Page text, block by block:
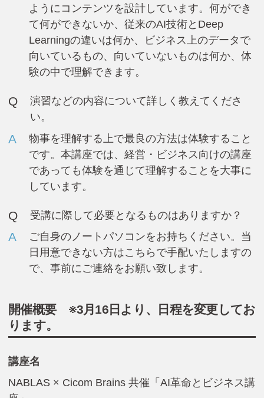
ようにコンテンツを設計しています。何ができ
て何ができないか、従来のAI技術とDeep
Learningの違いは何か、ビジネス上のデータで
向いているもの、向いていないものは何か、体
験の中で理解できます。
Q
演習などの内容について詳しく教えてくださ
い。
A
物事を理解する上で最良の方法は体験すること
です。本講座では、経営・ビジネス向けの講座
であっても体験を通じて理解することを大事に
しています。
Q 受講に際して必要となるものはありますか？
A
ご自身のノートパソコンをお持ちください。当
日用意できない方はこちらで手配いたしますの
で、事前にご連絡をお願い致します。
開催概要 ※3月16日より、日程を変更してお
ります。
講座名
NABLAS × Cicom Brains 共催「AI革命とビジネス講